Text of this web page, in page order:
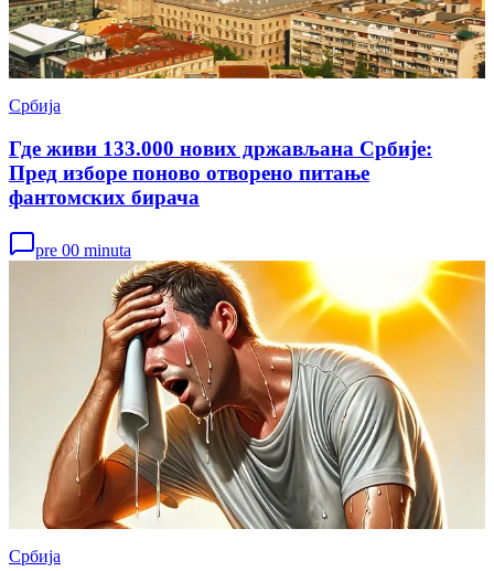
Србија
Где живи 133.000 нових држављана Србије:
Пред изборе поново отворено питање
фантомских бирача
pre 00 minuta
Србија